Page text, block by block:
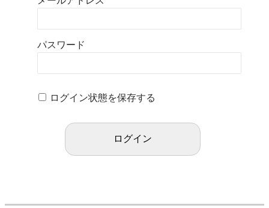
パスワード
ログイン状態を保存する